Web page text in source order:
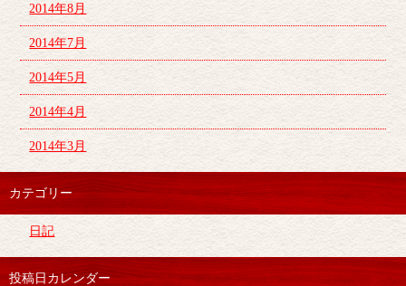
2014年8月
2014年7月
2014年5月
2014年4月
2014年3月
カテゴリー
日記
投稿日カレンダー